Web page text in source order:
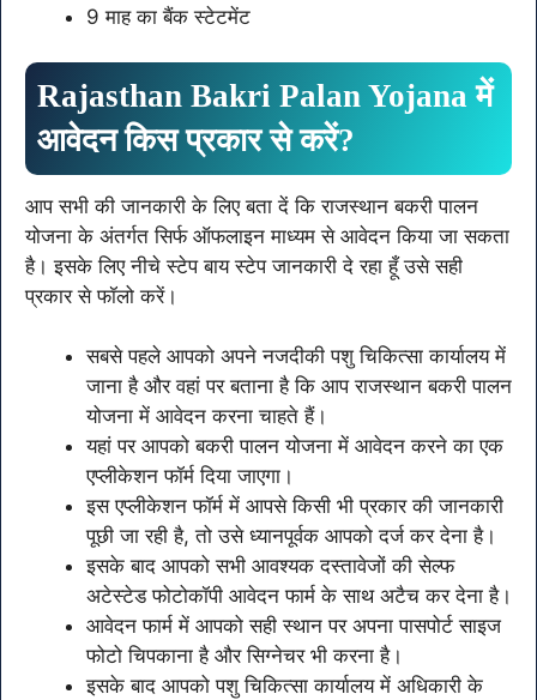
9 माह का बैंक स्टेटमेंट
Rajasthan Bakri Palan Yojana में
आवेदन किस प्रकार से करें?
आप सभी की जानकारी के लिए बता दें कि राजस्थान बकरी पालन
योजना के अंतर्गत सिर्फ ऑफलाइन माध्यम से आवेदन किया जा सकता
है। इसके लिए नीचे स्टेप बाय स्टेप जानकारी दे रहा हूँ उसे सही
प्रकार से फॉलो करें।
सबसे पहले आपको अपने नजदीकी पशु चिकित्सा कार्यालय में
जाना है और वहां पर बताना है कि आप राजस्थान बकरी पालन
योजना में आवेदन करना चाहते हैं।
यहां पर आपको बकरी पालन योजना में आवेदन करने का एक
एप्लीकेशन फॉर्म दिया जाएगा।
इस एप्लीकेशन फॉर्म में आपसे किसी भी प्रकार की जानकारी
पूछी जा रही है, तो उसे ध्यानपूर्वक आपको दर्ज कर देना है।
इसके बाद आपको सभी आवश्यक दस्तावेजों की सेल्फ
अटेस्टेड फोटोकॉपी आवेदन फार्म के साथ अटैच कर देना है।
आवेदन फार्म में आपको सही स्थान पर अपना पासपोर्ट साइज
फोटो चिपकाना है और सिग्नेचर भी करना है।
इसके बाद आपको पशु चिकित्सा कार्यालय में अधिकारी के